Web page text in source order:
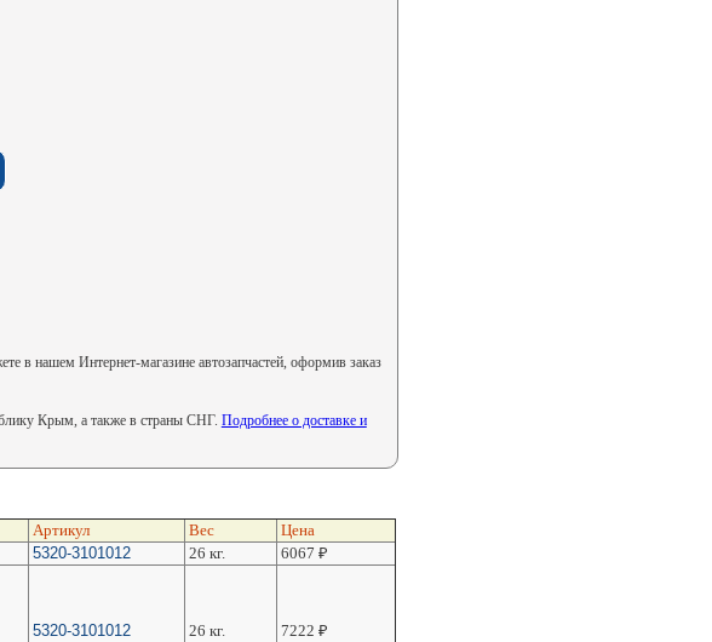
в нашем Интернет-магазине автозапчастей, оформив заказ
Крым, а также в страны СНГ. Подробнее о доставке и
Артикул Вес
Цена
5320-3101012 26 кг. 6067 ₽
5320-3101012 26 кг. 7222 ₽